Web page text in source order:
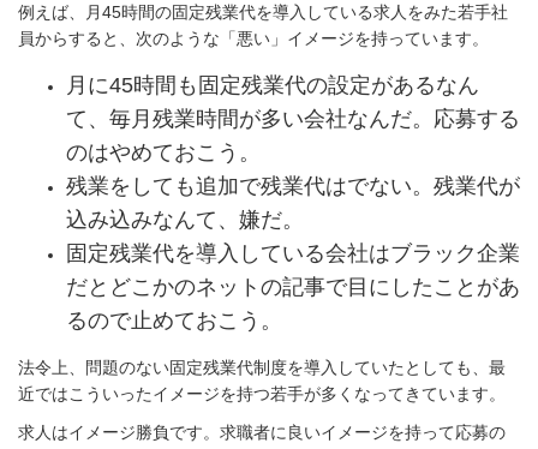
例えば、月45時間の固定残業代を導入している求人をみた若手社
員からすると、次のような「悪い」イメージを持っています。
月に45時間も固定残業代の設定があるなん
て、毎月残業時間が多い会社なんだ。応募する
のはやめておこう。
残業をしても追加で残業代はでない。残業代が
込み込みなんて、嫌だ。
固定残業代を導入している会社はブラック企業
だとどこかのネットの記事で目にしたことがあ
るので止めておこう。
法令上、問題のない固定残業代制度を導入していたとしても、最
近ではこういったイメージを持つ若手が多くなってきています。
求人はイメージ勝負です。求職者に良いイメージを持って応募の